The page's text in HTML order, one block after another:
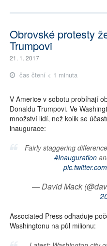
Obrovské protesty
Trumpovi
21. 1. 2017
čas čtení < 1 minuta
V Americe v sobotu probíhají
Donaldu Trumpovi. Ve
množství lidí, než kolik se
inaugurace:
Fairly staggering
#Inauguration
— David Mack
Associated Press odhaduje
Washingtonu na půl milionu: